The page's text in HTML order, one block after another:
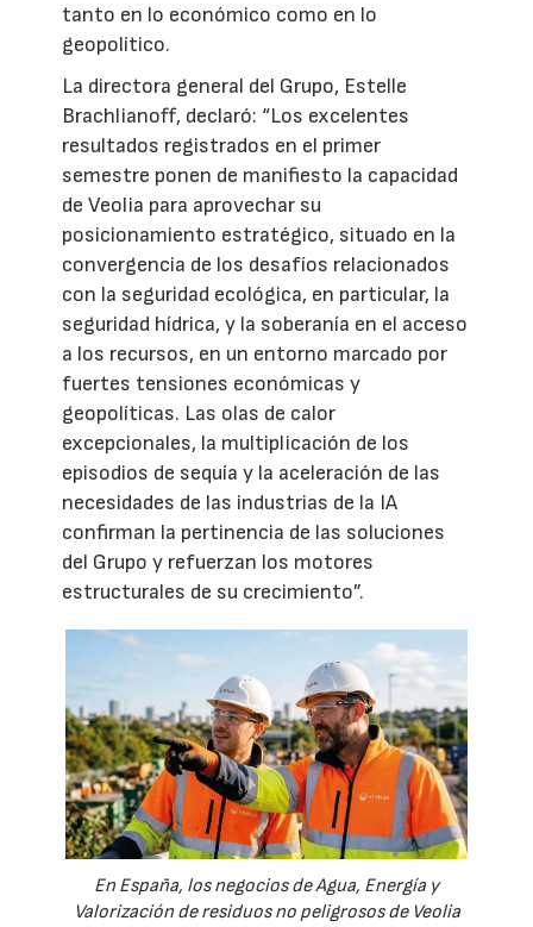
tanto en lo económico como en lo
geopolítico.
La directora general del Grupo, Estelle
Brachlianoff, declaró: “Los excelentes
resultados registrados en el primer
semestre ponen de manifiesto la capacidad
de Veolia para aprovechar su
posicionamiento estratégico, situado en la
convergencia de los desafíos relacionados
con la seguridad ecológica, en particular, la
seguridad hídrica, y la soberanía en el acceso
a los recursos, en un entorno marcado por
fuertes tensiones económicas y
geopolíticas. Las olas de calor
excepcionales, la multiplicación de los
episodios de sequía y la aceleración de las
necesidades de las industrias de la IA
confirman la pertinencia de las soluciones
del Grupo y refuerzan los motores
estructurales de su crecimiento”.
En España, los negocios de Agua, Energía y
Valorización de residuos no peligrosos de Veolia